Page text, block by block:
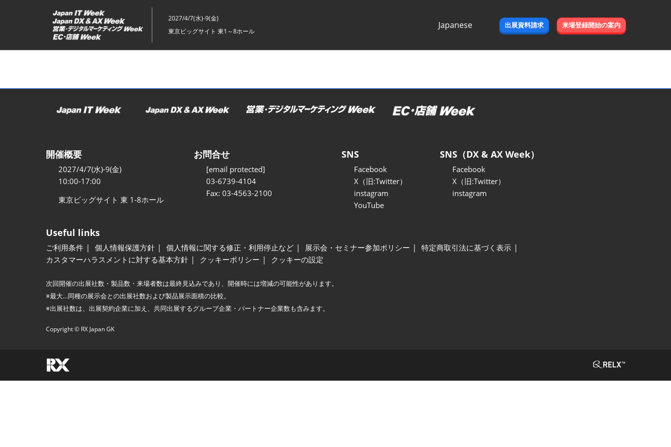
ッ
2027/4/7(水)-9(金)
東京ビッグサイト 東1～8ホール
Japanese
出展資料請求 来場登録開始の案内
開催概要
2027/4/7(水)-9(金)
10:00-17:00
東京ビッグサイト 東 1-8ホール
お問合せ
[email protected]
03-6739-4104
Fax: 03-4563-2100
SNS
Facebook
X（旧:Twitter）
instagram
YouTube
SNS（DX & AX Week）
Facebook
X（旧:Twitter）
instagram
Useful links
ご利用条件 個人情報保護方針 個人情報に関する修正・利用停止など 展示会・セミナー参加ポリシー
特定商取引法に基づく表示
カスタマーハラスメントに対する基本方針
クッキーポリシー クッキーの設定
次回開催の出展社数・製品数・来場者数は最終見込みであり、開催時には増減の可能性があります。
※最大…同種の展示会との出展社数および製品展示面積の比較。
※出展社数は、出展契約企業に加え、共同出展するグループ企業・パートナー企業数も含みます。
Copyright © RX Japan GK